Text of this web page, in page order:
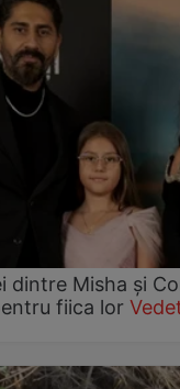
dintre Misha și
fiica lor